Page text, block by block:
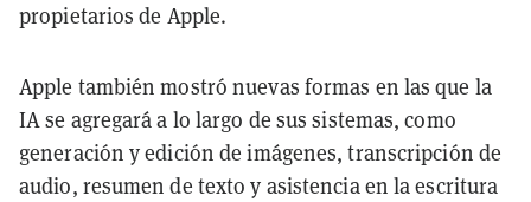
propietarios de Apple.
Apple también mostró nuevas formas en las que la
IA se agregará a lo largo de sus sistemas, como
generación y edición de imágenes, transcripción de
audio, resumen de texto y asistencia en la escritura